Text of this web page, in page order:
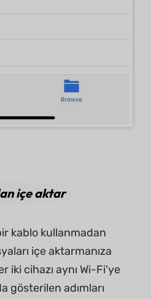
içe aktar
kablo kullanmadan
içe aktarmanıza
iki cihazı aynı Wi-Fi'ye
gösterilen adımları